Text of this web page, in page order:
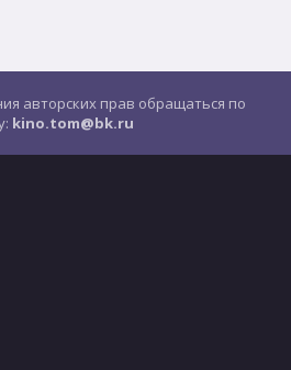
авторских прав обращаться по
kino.tom@bk.ru